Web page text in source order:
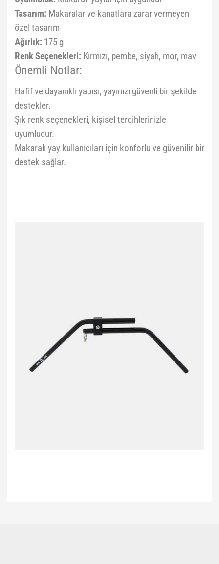
Tasarım: Makaralar ve kanatlara zarar vermeyen
özel tasarım
Ağırlık: 175 g
Renk Seçenekleri: Kırmızı, pembe, siyah, mor, mavi
Önemli Notlar:
Hafif ve dayanıklı yapısı, yayınızı güvenli bir şekilde
destekler.
Şık renk seçenekleri, kişisel tercihlerinizle
uyumludur.
Makaralı yay kullanıcıları için konforlu ve güvenilir bir
destek sağlar.